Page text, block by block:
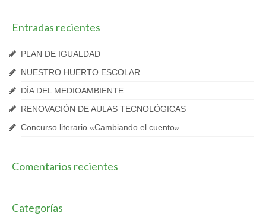
Entradas recientes
PLAN DE IGUALDAD
NUESTRO HUERTO ESCOLAR
DÍA DEL MEDIOAMBIENTE
RENOVACIÓN DE AULAS TECNOLÓGICAS
Concurso literario «Cambiando el cuento»
Comentarios recientes
Categorías